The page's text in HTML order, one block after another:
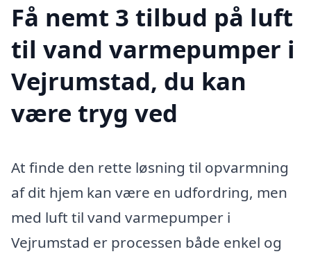
Få nemt 3 tilbud på luft
til vand varmepumper i
Vejrumstad, du kan
være tryg ved
At finde den rette løsning til opvarmning
af dit hjem kan være en udfordring, men
med luft til vand varmepumper i
Vejrumstad er processen både enkel og